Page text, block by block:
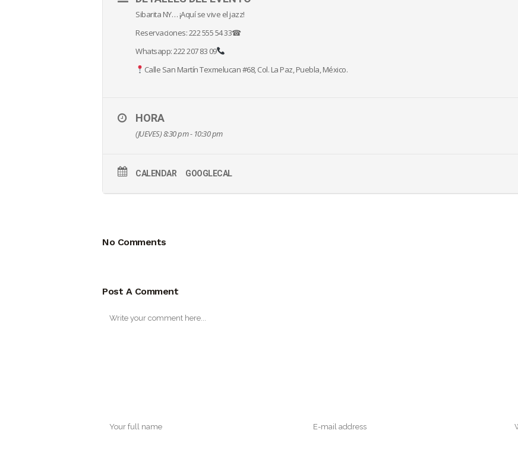
Sibarita NY… ¡Aquí se vive el jazz!
Reservaciones: 222 555 54 33☎
Whatsapp: 222 207 83 09
Calle San Martín Texmelucan #68, Col. La Paz, Puebla, México.
HORA
(JUEVES) 8:30 pm - 10:30 pm
CALENDAR GOOGLECAL
No Comments
Post A Comment